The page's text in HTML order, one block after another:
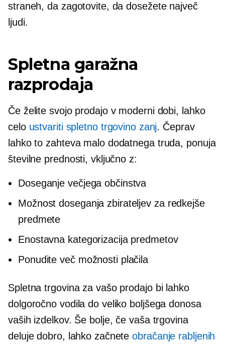
straneh, da zagotovite, da dosežete največ
ljudi.
Spletna garažna
razprodaja
Če želite svojo prodajo v moderni dobi, lahko
celo ustvariti spletno trgovino zanj. Čeprav
lahko to zahteva malo dodatnega truda, ponuja
številne prednosti, vključno z:
Doseganje večjega občinstva
Možnost doseganja zbirateljev za redkejše
predmete
Enostavna kategorizacija predmetov
Ponudite več možnosti plačila
Spletna trgovina za vašo prodajo bi lahko
dolgoročno vodila do veliko boljšega donosa
vaših izdelkov. Še bolje, če vaša trgovina
deluje dobro, lahko začneteobračanje rabljenih